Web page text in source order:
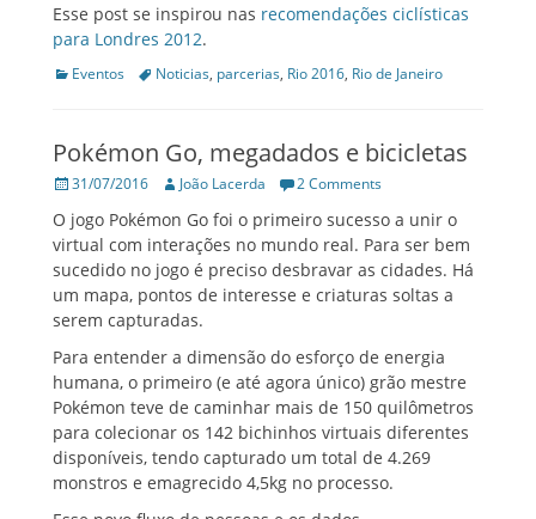
Esse post se inspirou nas recomendações ciclísticas
para Londres 2012.
Categories
Eventos TagsNoticias, parcerias, Rio 2016, Rio de Janeiro
Pokémon Go, megadados e bicicletas
Posted
31/07/2016 Author
João Lacerda 2 Comments
O jogo Pokémon Go foi o primeiro sucesso a unir o
virtual com interações no mundo real. Para ser bem
sucedido no jogo é preciso desbravar as cidades. Há
um mapa, pontos de interesse e criaturas soltas a
serem capturadas.
Para entender a dimensão do esforço de energia
humana, o primeiro (e até agora único) grão mestre
Pokémon teve de caminhar mais de 150 quilômetros
para colecionar os 142 bichinhos virtuais diferentes
disponíveis, tendo capturado um total de 4.269
monstros e emagrecido 4,5kg no processo.